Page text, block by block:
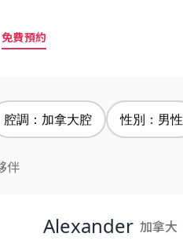
免費預約
腔調：加拿大腔 性別：男性
伴
Alexander 加拿大